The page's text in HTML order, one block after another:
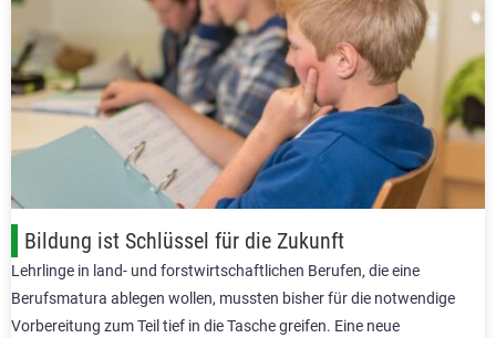
Bildung ist Schlüssel für die Zukunft
Lehrlinge in land- und forstwirtschaftlichen Berufen, die eine
Berufsmatura ablegen wollen, mussten bisher für die notwendige
Vorbereitung zum Teil tief in die Tasche greifen. Eine neue